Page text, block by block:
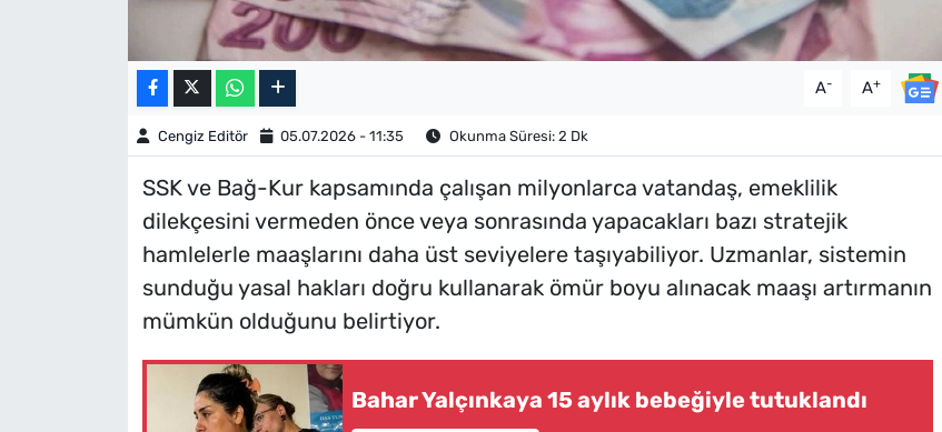
A- A+
Cengiz Editör 05.07.2026 - 11:35 Okunma Süresi: 2 Dk
SSK ve Bağ-Kur kapsamında çalışan milyonlarca vatandaş, emeklilik
dilekçesini vermeden önce veya sonrasında yapacakları bazı stratejik
hamlelerle maaşlarını daha üst seviyelere taşıyabiliyor. Uzmanlar, sistemin
sunduğu yasal hakları doğru kullanarak ömür boyu alınacak maaşı artırmanın
mümkün olduğunu belirtiyor.
Bahar Yalçınkaya 15 aylık bebeğiyle tutuklandı